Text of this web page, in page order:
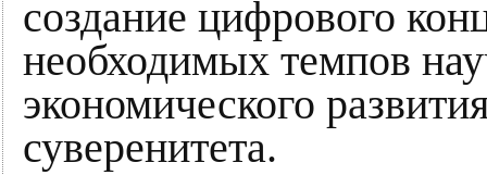
создание цифрового
необходимых темпов
экономического
суверенитета.